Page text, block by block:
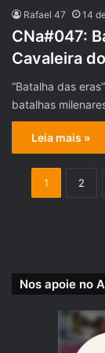
Rafael 47 14
CNa#047:
Cavaleira
“Batalha das
batalhas
Leia mais »
1 2
Nos apoie no